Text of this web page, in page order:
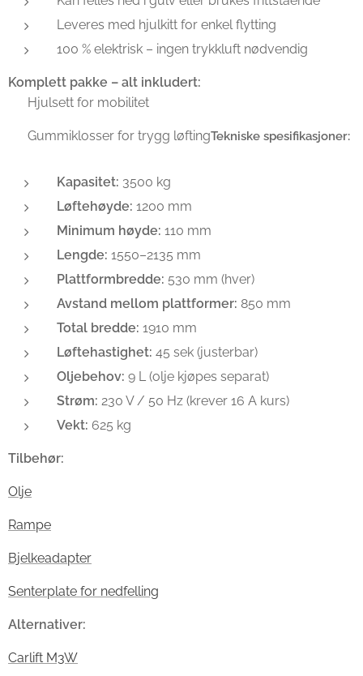
Leveres med hjulkitt for enkel flytting
100 % elektrisk – ingen trykkluft nødvendig
Komplett pakke – alt inkludert:
✅ Hjulsett for mobilitet
✅ Gummiklosser for trygg løftingTekniske spesifikasjoner:
Kapasitet: 3500 kg
Løftehøyde: 1200 mm
Minimum høyde: 110 mm
Lengde: 1550–2135 mm
Plattformbredde: 530 mm (hver)
Avstand mellom plattformer: 850 mm
Total bredde: 1910 mm
Løftehastighet: 45 sek (justerbar)
Oljebehov: 9 L (olje kjøpes separat)
Strøm: 230 V / 50 Hz (krever 16 A kurs)
Vekt: 625 kg
Tilbehør:
Olje
Rampe
Bjelkeadapter
Senterplate for nedfelling
Alternativer:
Carlift M3W